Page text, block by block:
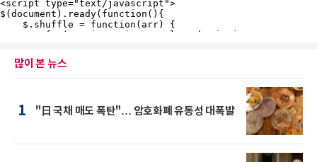
많이 본 뉴스
1 "日 국채 매도 폭탄"… 암호화폐 유동성 대폭발